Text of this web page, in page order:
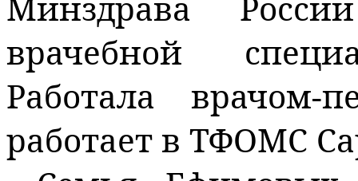
врачебной
Работала врачом-
работает в ТФОМС